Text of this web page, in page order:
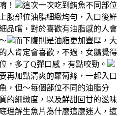
！
這次一次吃到鮪魚不同部位
上腹部位油脂細緻均勻，入口後鮮
品嚐，對於喜歡有油脂感的人會
而下腹則是油脂更加豐厚，大
人肯定會喜歡，不過，女鵝覺得
，多了Q彈口感，有點咬勁。
再加點清爽的蘿蔔絲，一起入口
，但～每個部位不同的油脂分
的細緻度，以及鮮甜回甘的滋味
理解生魚片為什麼這麼迷人，這